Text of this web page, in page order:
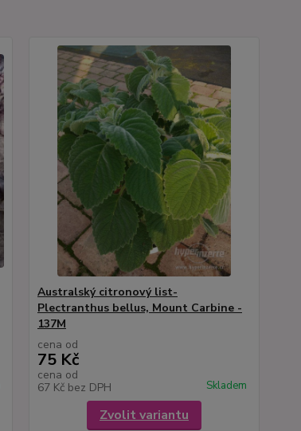
Australský citronový list-
Plectranthus bellus, Mount Carbine -
137M
cena od
75 Kč
cena od
67 Kč bez DPH Skladem
Zvolit variantu